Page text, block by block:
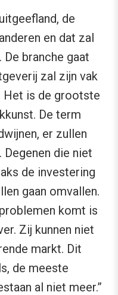
de
en dat zal
branche gaat
zal zijn vak
Het is de grootste
De term
er zullen
Degenen die niet
de investering
gaan omvallen.
komt is
Zij kunnen niet
markt. Dit
de meeste
al niet meer.”